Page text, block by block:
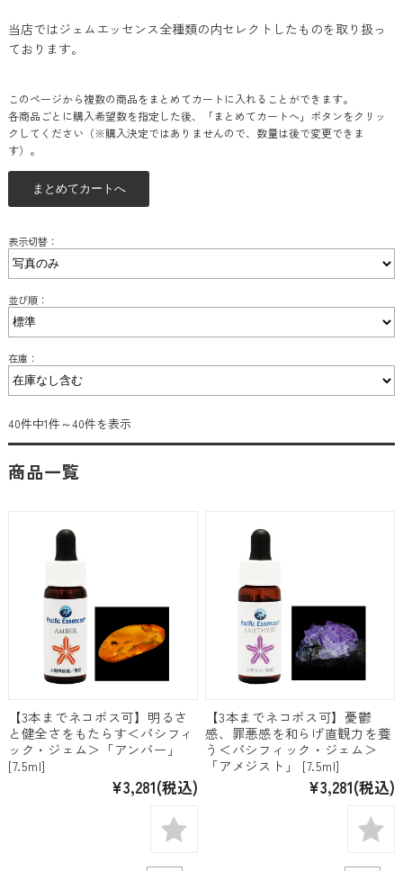
当店ではジェムエッセンス全種類の内セレクトしたものを取り扱っ
ております。
このページから複数の商品をまとめてカートに入れることができます。
各商品ごとに購入希望数を指定した後、「まとめてカートへ」ボタンをクリッ
クしてください（※購入決定ではありませんので、数量は後で変更できま
す）。
表示切替：
並び順：
在庫：
40件中1件～40件を表示
商品一覧
【3本までネコポス可】明るさ
と健全さをもたらす＜パシフィ
ック・ジェム＞「アンバー」
[7.5ml]
¥3,281(税込)
【3本までネコポス可】憂鬱
感、罪悪感を和らげ直観力を養
う＜パシフィック・ジェム＞
「アメジスト」 [7.5ml]
¥3,281(税込)